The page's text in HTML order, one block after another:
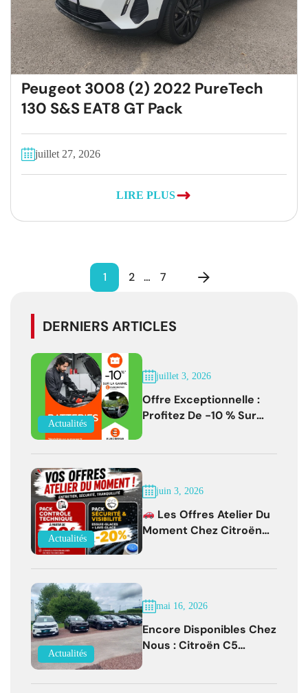
Peugeot 3008 (2) 2022 PureTech
130 S&S EAT8 GT Pack
juillet 27, 2026
LIRE PLUS
1 2 … 7
DERNIERS ARTICLES
Actualités
juillet 3, 2026
Offre Exceptionnelle :
Profitez De -10 % Sur
Actualités
juin 3, 2026
Les Offres Atelier Du
Moment Chez Citroën
Actualités
mai 16, 2026
Encore Disponibles Chez
Nous : Citroën C5